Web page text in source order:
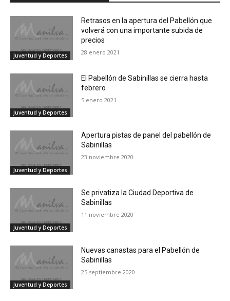
Juventud y Deportes
Retrasos en la apertura del Pabellón que
volverá con una importante subida de
precios
28 enero 2021
Juventud y Deportes
El Pabellón de Sabinillas se cierra hasta
febrero
5 enero 2021
Juventud y Deportes
Apertura pistas de panel del pabellón de
Sabinillas
23 noviembre 2020
Juventud y Deportes
Se privatiza la Ciudad Deportiva de
Sabinillas
11 noviembre 2020
Juventud y Deportes
Nuevas canastas para el Pabellón de
Sabinillas
25 septiembre 2020